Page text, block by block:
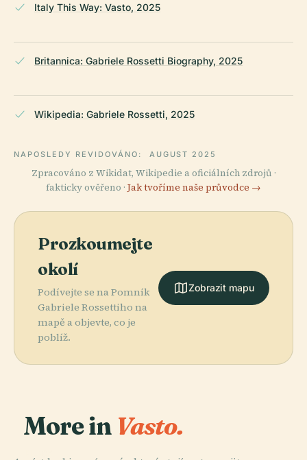
Italy This Way: Vasto, 2025
Britannica: Gabriele Rossetti Biography, 2025
Wikipedia: Gabriele Rossetti, 2025
NAPOSLEDY REVIDOVÁNO: AUGUST 2025
Zpracováno z Wikidat, Wikipedie a oficiálních zdrojů ·
fakticky ověřeno · Jak tvoříme naše průvodce →
Prozkoumejte
okolí
Podívejte se na Pomník
Gabriele Rossettiho na
mapě a objevte, co je
poblíž.
Zobrazit mapu
More in Vasto.